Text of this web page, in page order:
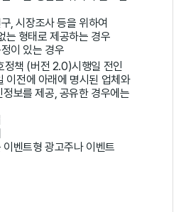
, 시장조사 등을 위하여
는 형태로 제공하는 경우
이 있는 경우
정책 (버전 2.0)시행일 전인
전에 아래에 명시된 업체와
보를 제공, 공유한 경우에는
벤트형 광고주나 이벤트